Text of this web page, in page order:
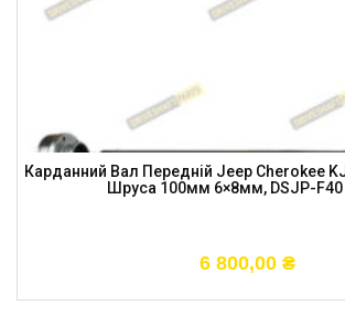
Карданний Вал Передній Jeep Cherokee
Шруса 100мм 6×8мм, DSJP-F40
6 800,00 ₴